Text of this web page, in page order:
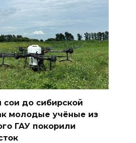
сои до сибирской
молодые учёные из
ГАУ покорили